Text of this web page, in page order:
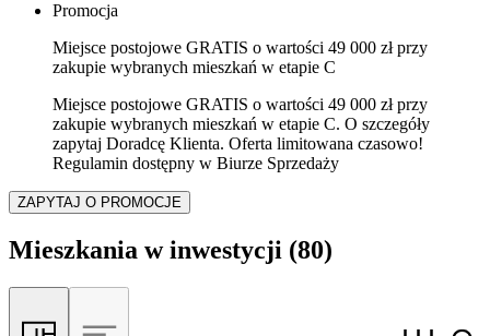
Promocja
Miejsce postojowe GRATIS o wartości 49 000 zł przy
zakupie wybranych mieszkań w etapie C
Miejsce postojowe GRATIS o wartości 49 000 zł przy
zakupie wybranych mieszkań w etapie C. O szczegóły
zapytaj Doradcę Klienta. Oferta limitowana czasowo!
Regulamin dostępny w Biurze Sprzedaży
ZAPYTAJ O PROMOCJE
Mieszkania w inwestycji (80)